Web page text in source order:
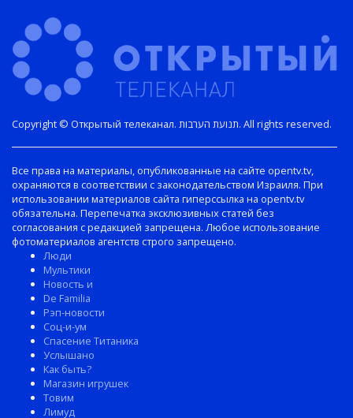
Copyright © Открытый телеканал. תנועת הערבות. All rights reserved.
Все права на материалы, опубликованные на сайте opentv.tv,
охраняются в соответствии с законодательством Израиля. При
использовании материалов сайта гиперссылка на opentv.tv
обязательна. Перепечатка эксклюзивных статей без
согласования с редакцией запрещена. Любое использование
фотоматериалов агентств строго запрещено.
Люди
Мультики
Новость и
De Familia
Рэп-новости
Соц-и-ум
Спасение Титаника
Услышано
Как быть?
Магазин игрушек
Товим
Лимуд